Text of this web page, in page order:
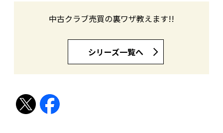
中古クラブ売買の裏ワザ教えます!!
シリーズ一覧へ